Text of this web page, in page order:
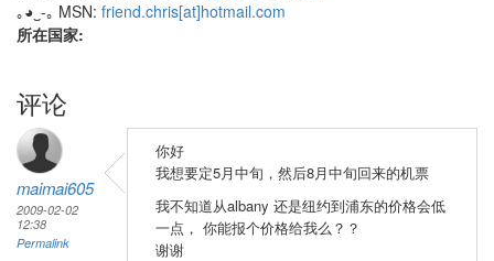
｡◕‿-｡ MSN: friend.chris[at]hotmail.com
所在国家:
评论
maimai605
2009-02-02
12:38
Permalink
你好
我想要定5月中旬，然后8月中旬回来的机票
我不知道从albany 还是纽约到浦东的价格会低
一点， 你能报个价格给我么？？
谢谢